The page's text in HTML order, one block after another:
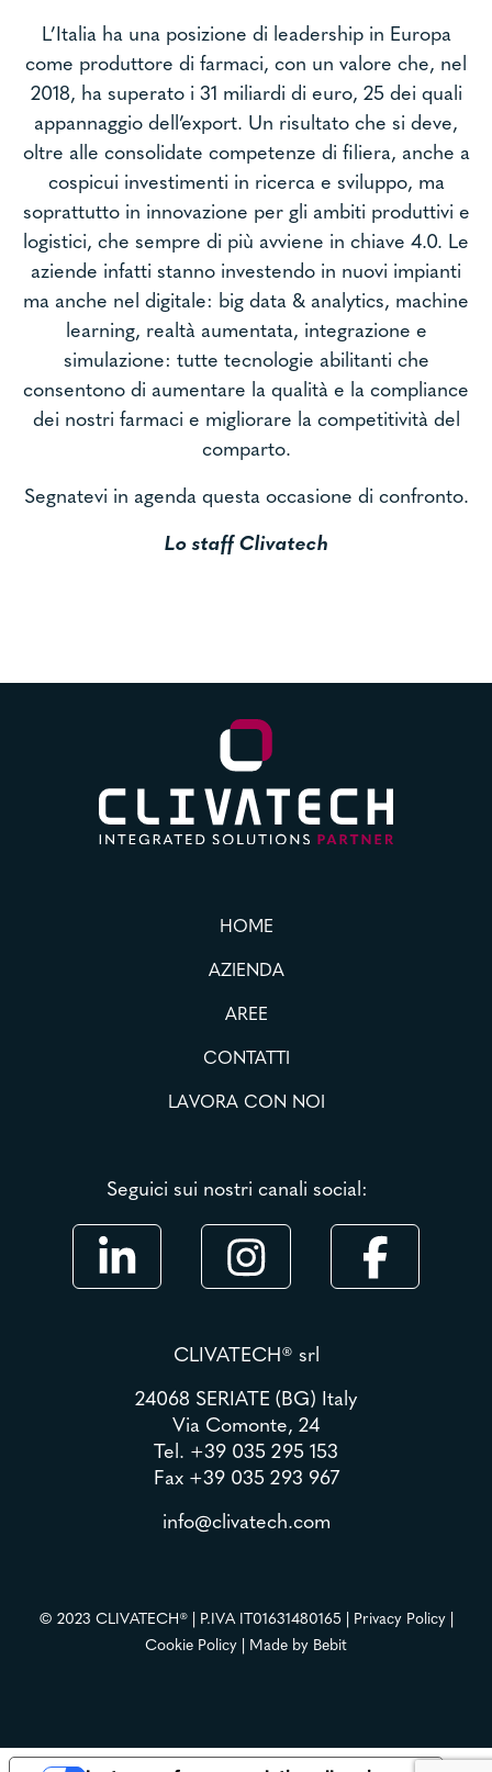
L’Italia ha una posizione di leadership in Europa
come produttore di farmaci, con un valore che, nel
2018, ha superato i 31 miliardi di euro, 25 dei quali
appannaggio dell’export. Un risultato che si deve,
oltre alle consolidate competenze di filiera, anche a
cospicui investimenti in ricerca e sviluppo, ma
soprattutto in innovazione per gli ambiti produttivi e
logistici, che sempre di più avviene in chiave 4.0. Le
aziende infatti stanno investendo in nuovi impianti
ma anche nel digitale: big data & analytics, machine
learning, realtà aumentata, integrazione e
simulazione: tutte tecnologie abilitanti che
consentono di aumentare la qualità e la compliance
dei nostri farmaci e migliorare la competitività del
comparto.
Segnatevi in agenda questa occasione di confronto.
Lo staff Clivatech
HOME
AZIENDA
AREE
CONTATTI
LAVORA CON NOI
Seguici sui nostri canali social:
CLIVATECH® srl
24068 SERIATE (BG) Italy
Via Comonte, 24
Tel. +39 035 295 153
Fax +39 035 293 967
info@clivatech.com
© 2023 CLIVATECH® | P.IVA IT01631480165 | Privacy Policy
Cookie Policy | Made by Bebit